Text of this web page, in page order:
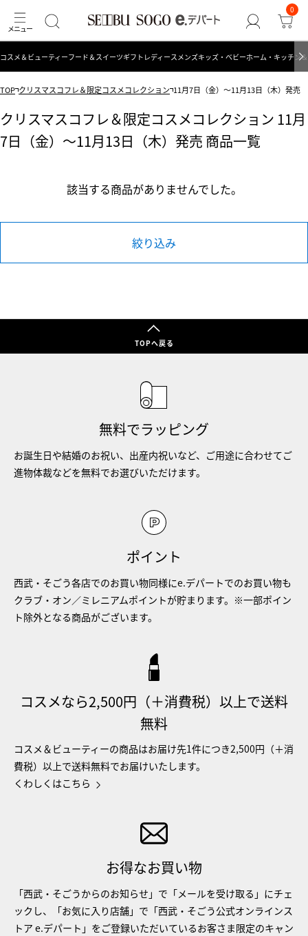
0
コスメ＆ビューティーフード＆スイーツギフト レディース メンズキッズ・ベビーホーム・キッチン
TOP クリスマスコフレ＆限定コスメコレクション 11月7日（金）～11月13日（木）発売
クリスマスコフレ＆限定コスメコレクション 11月
7日（金）～11月13日（木）発売 商品一覧
該当する商品がありませんでした。
絞り込み
TOPへ戻る
無料でラッピング
お誕生日や結婚のお祝い、出産内祝いなど、ご用途に合わせてご
進物体裁などを無料でお選びいただけます。
ポイント
西武・そごう各店でのお買い物同様にe.デパートでのお買い物も
クラブ・オン／ミレニアムポイントが貯まります。※一部ポイン
ト除外となる商品がございます。
コスメなら2,500円（＋消費税）以上で送料
無料
コスメ＆ビューティーの商品はお届け先1件につき2,500円（＋消
費税）以上で送料無料でお届けいたします。
くわしくはこちら
お得なお買い物
「西武・そごうからのお知らせ」で「メールを受け取る」にチェ
ックし、「お気に入り店舗」で「西武・そごう公式オンラインス
トア e.デパート」をご登録いただいているお客さま限定のキャン